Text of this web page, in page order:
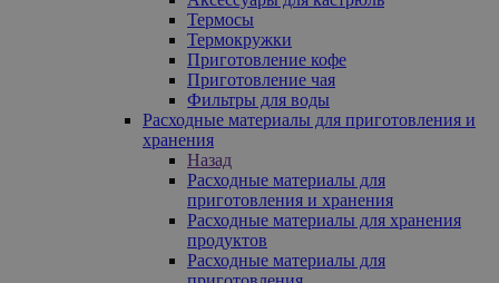
Термосы
Термокружки
Приготовление кофе
Приготовление чая
Фильтры для воды
Расходные материалы для приготовления и
хранения
Назад
Расходные материалы для
приготовления и хранения
Расходные материалы для хранения
продуктов
Расходные материалы для